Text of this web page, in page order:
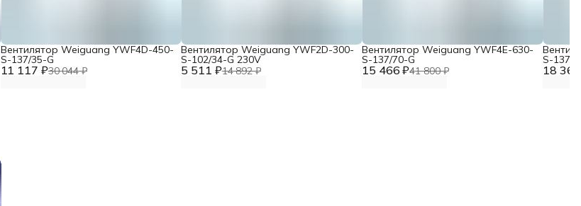
11 117 ₽30 044 ₽
Вентилятор Weiguang YWF4D-450-
S-137/35-G
5 511 ₽14 892 ₽
Вентилятор Weiguang YWF2D-300-
S-102/34-G 230V
15 466 ₽41 800 ₽
Вентилятор Weiguang YWF4E-630-
S-137/70-G
18
S-137/